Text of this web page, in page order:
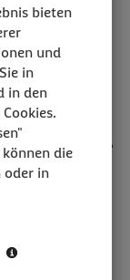
bieten
und
in
in den
die
oder in
die Möglichkeit,